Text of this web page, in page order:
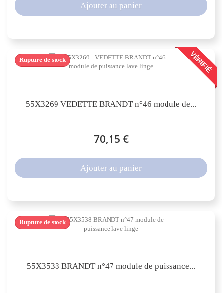
Ajouter au panier
VÉRIFIÉ
55X3269 VEDETTE BRANDT n°46 module de...
70,15 €
Rupture de stock
Ajouter au panier
55X3538 BRANDT n°47 module de puissance...
Rupture de stock